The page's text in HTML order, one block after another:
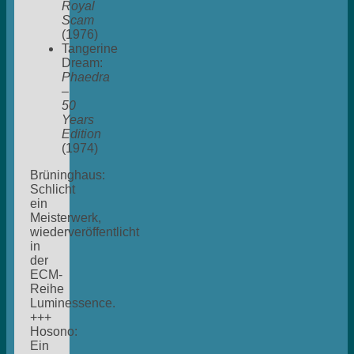
Royal
Scam
(1976)
Tangerine
Dream:
Phaedra
–
50
Years
Edition
(1974)
Brüninghaus:
Schlicht
ein
Meisterwerk,
wiederveröffentlicht
in
der
ECM-
Reihe
Luminessence.
+++
Hosono:
Ein